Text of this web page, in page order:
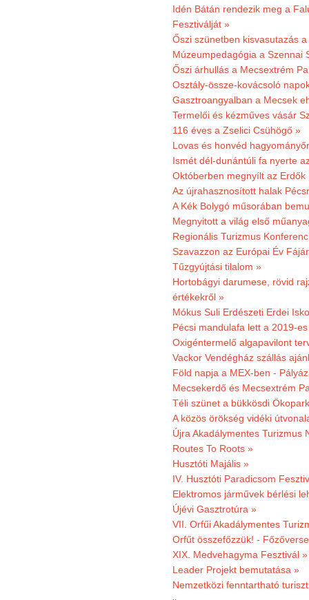
Idén Bátán rendezik meg a
Fesztiválját »
Őszi szünetben kisvasutazás
Múzeumpedagógia a Szennai
Őszi árhullás a Mecsextrém
Osztály-össze-kovácsoló
Gasztroangyalban a Mecsek
Termelői és kézműves vásár
116 éves a Zselici Csühögő »
Lovas és honvéd
Ismét dél-dunántúli fa nyerte
Októberben megnyílt az
Az újrahasznosított halak
A Kék Bolygó műsorában
Megnyitott a világ első
Regionális Turizmus
Szavazzon az Európai Év
Tűzgyújtási tilalom »
Hortobágyi darumese, rövid
értékekről »
Mókus Suli Erdészeti Erdei
Pécsi mandulafa lett a 2019-
Oxigéntermelő algapavilont
Vackor Vendégház szállás
Föld napja a MEX-ben -
Mecsekerdő és Mecsextrém
Téli szünet a bükkösdi
A közös örökség vidéki
Újra Akadálymentes Turizmus
Routes To Roots »
Husztóti Majális »
IV. Husztóti Paradicsom
Elektromos járművek bérlési
Újévi Gasztrotúra »
VII. Orfűi Akadálymentes
Orfűt összefőzzük! -
XIX. Medvehagyma Fesztivál »
Leader Projekt bemutatása »
Nemzetközi fenntartható